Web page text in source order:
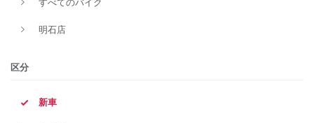
明石店
区分
新車